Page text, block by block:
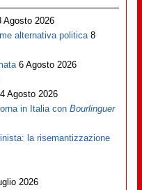
Agosto 2026
alternativa politica 8
6 Agosto 2026
4 Agosto 2026
in Italia conBourlinguer
la risemantizzazione
2026